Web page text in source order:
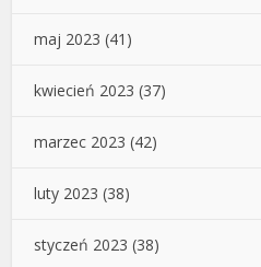
maj 2023 (41)
kwiecień 2023 (37)
marzec 2023 (42)
luty 2023 (38)
styczeń 2023 (38)